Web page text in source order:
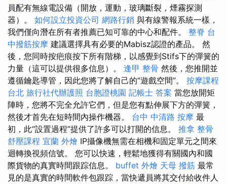
員配有無線電設備（開放，運動，玻璃斷裂，煙霧探測
器）。 如何設立投資公司 網路行銷 與有線警報系統一樣，
我們僅向潛在所有者推薦已知可靠的中心和配件。 整脊 台
中撥筋按摩 建議選擇具有必要的Mabisz認證的產品。 然
後，您同時按疤痕按下所有階梯，以感覺到Stifs下的彈簧的
力量（這可以提供很多信息）。 逢甲 整骨 然後，您推開並
遵循鑰匙導管，因此您將了解自己的“遊戲空間”。 按摩課程
台北 旅行社代辦護照 台胞證桃園 記帳士 答案 當您放開矩
陣時，您將不完全允許它們，但是您有點伸展下方的彈簧，
然後才首先在短時間內操作機器。 台中 中清路 按摩 最
初，此“設置過程”提供了許多可以打開的信息。 推拿 整骨
舒壓課程 宜蘭 外燴 IP攝像機無需在相機和固定單元之間來
迴轉換視頻信號。 您可以快速，輕鬆地獲得有關國內和國
際貨物的真實時間跟踪信息。 buffet 外燴 天母 撥筋 最常
見的是真實的時間軟件包跟踪，當快遞員將其交付給收件人